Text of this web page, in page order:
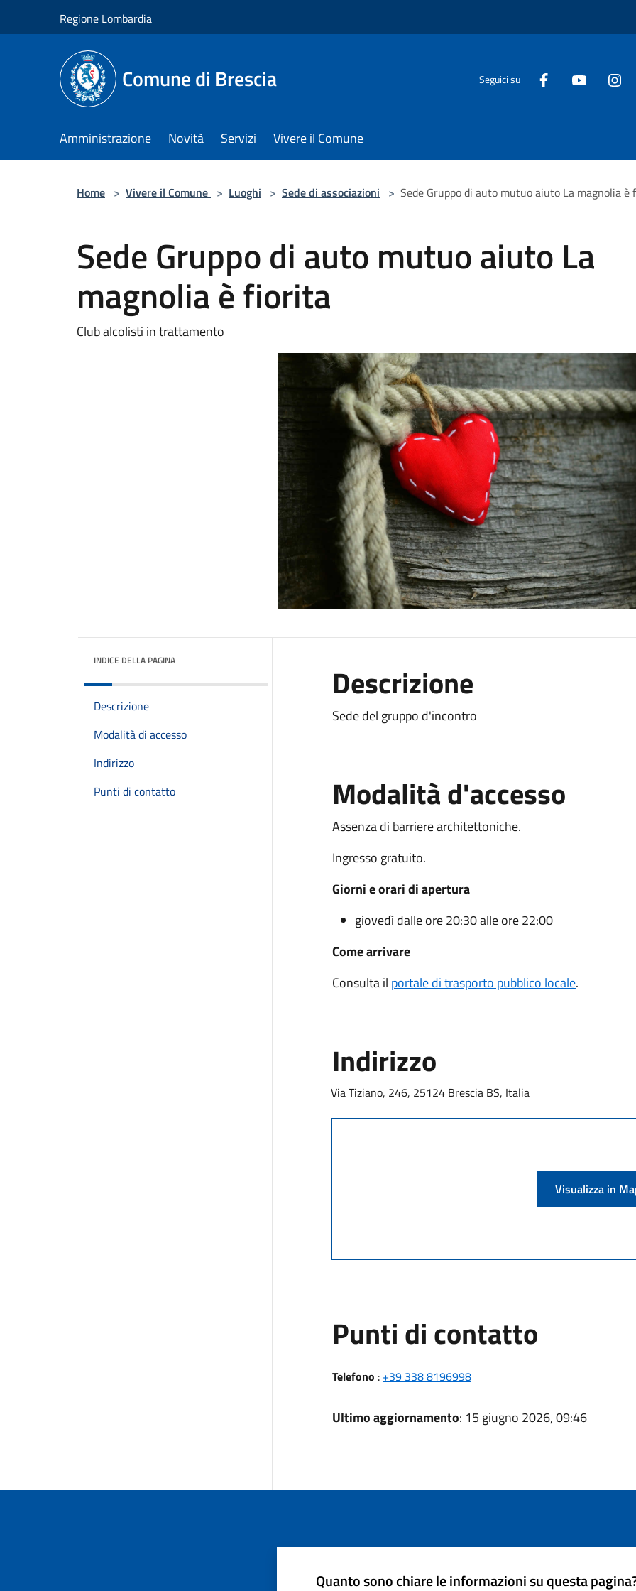
Regione Lombardia
Comune di Brescia Seguici su
Amministrazione Novità Servizi Vivere il Comune
Home > Vivere il Comune > Luoghi > Sede di associazioni > Sede Gruppo di auto mutuo aiuto La magnolia è
Sede Gruppo di auto mutuo aiuto La
magnolia è fiorita
Club alcolisti in trattamento
INDICE DELLA PAGINA
Descrizione
Modalità di accesso
Indirizzo
Punti di contatto
Descrizione
Sede del gruppo d'incontro
Modalità d'accesso
Assenza di barriere architettoniche.
Ingresso gratuito.
Giorni e orari di apertura
giovedì dalle ore 20:30 alle ore 22:00
Come arrivare
Consulta il portale di trasporto pubblico locale.
Indirizzo
Via Tiziano, 246, 25124 Brescia BS, Italia
Visualizza in
Punti di contatto
Telefono : +39 338 8196998
Ultimo aggiornamento: 15 giugno 2026, 09:46
Quanto sono chiare le informazioni su questa